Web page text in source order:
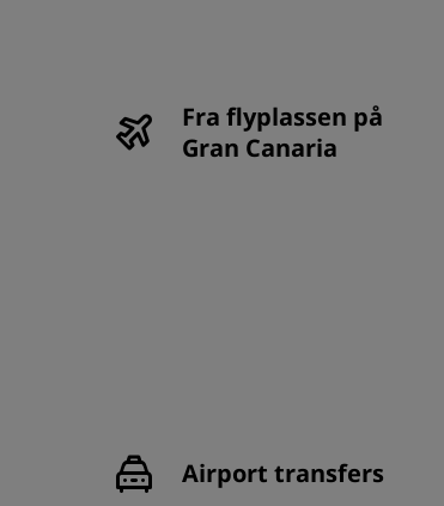
Fra flyplassen på
Gran Canaria
Airport transfers